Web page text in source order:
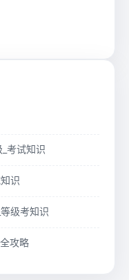
考试知识
识
级考知识
攻略